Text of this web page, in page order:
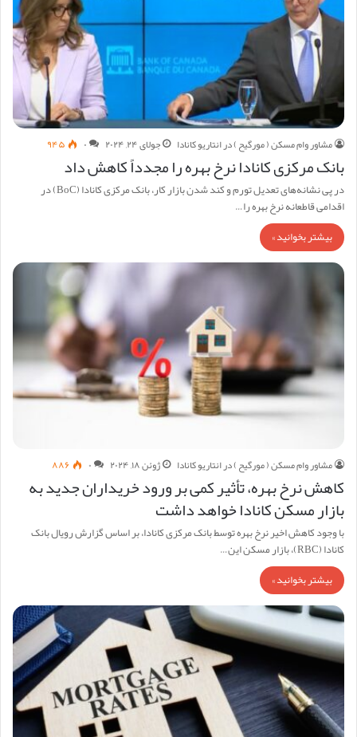
مشاور وام مسکن ( مورگیح ) در انتاریو کانادا جولای ۲۴, ۲۰۲۴ ۰ ۹۴۵
بانک مرکزی کانادا نرخ بهره را مجدداً کاهش داد
در پی نشانه‌های تعدیل تورم و کند شدن بازار کار، بانک مرکزی کانادا (BoC) در
اقدامی قاطعانه نرخ بهره را…
بیشتر بخوانید »
مشاور وام مسکن ( مورگیح ) در انتاریو کانادا ژوئن ۱۸, ۲۰۲۴ ۰ ۸۸۶
کاهش نرخ بهره، تأثیر کمی بر ورود خریداران جدید به
بازار مسکن کانادا خواهد داشت
با وجود کاهش اخیر نرخ بهره توسط بانک مرکزی کانادا، بر اساس گزارش رویال بانک
کانادا (RBC)، بازار مسکن این…
بیشتر بخوانید »